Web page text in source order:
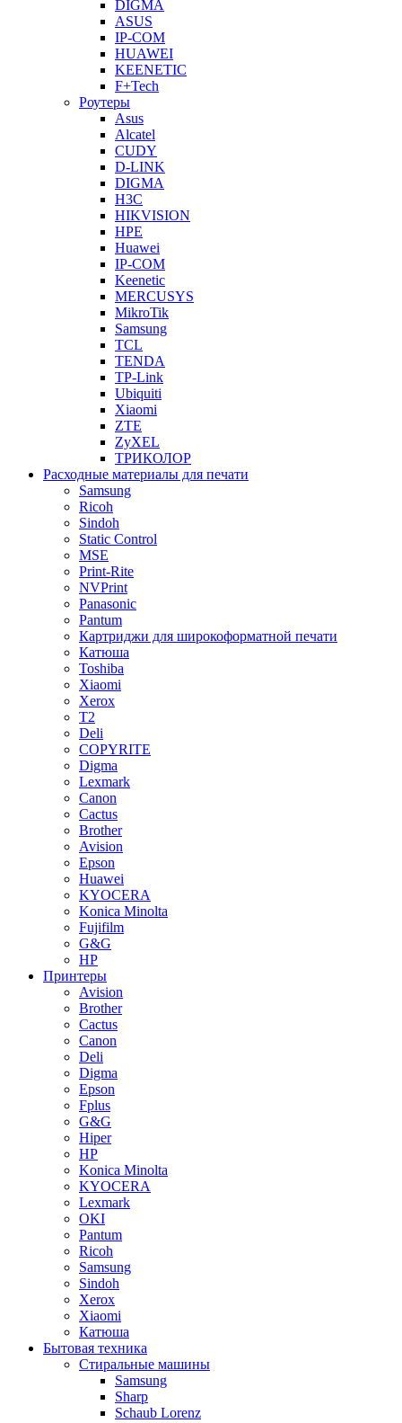
DIGMA
ASUS
IP-COM
HUAWEI
KEENETIC
F+Tech
Роутеры
Asus
Alcatel
CUDY
D-LINK
DIGMA
H3C
HIKVISION
HPE
Huawei
IP-COM
Keenetic
MERCUSYS
MikroTik
Samsung
TCL
TENDA
TP-Link
Ubiquiti
Xiaomi
ZTE
ZyXEL
ТРИКОЛОР
Расходные материалы для печати
Samsung
Ricoh
Sindoh
Static Control
MSE
Print-Rite
NVPrint
Panasonic
Pantum
Картриджи для широкоформатной печати
Катюша
Toshiba
Xiaomi
Xerox
T2
Deli
COPYRITE
Digma
Lexmark
Canon
Cactus
Brother
Avision
Epson
Huawei
KYOCERA
Konica Minolta
Fujifilm
G&G
HP
Принтеры
Avision
Brother
Cactus
Canon
Deli
Digma
Epson
Fplus
G&G
Hiper
HP
Konica Minolta
KYOCERA
Lexmark
OKI
Pantum
Ricoh
Samsung
Sindoh
Xerox
Xiaomi
Катюша
Бытовая техника
Стиральные машины
Samsung
Sharp
Schaub Lorenz